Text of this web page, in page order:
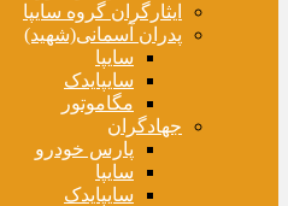
ایثارگران گروه سایپا
پدران آسمانی(شهید)
سایپا
سایپایدک
مگاموتور
جهادگران
پارس خودرو
سایپا
سایپایدک